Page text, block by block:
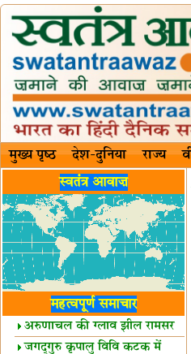
मुख्य पृष्ठ देश-दुनिया राज्य
स्वतंत्र आवाज़
महत्वपूर्ण समाचार
अरुणाचल की ग्लाव झील रामसर
स्थल घोषित
जगद्गुरु कृपालु विवि कटक में